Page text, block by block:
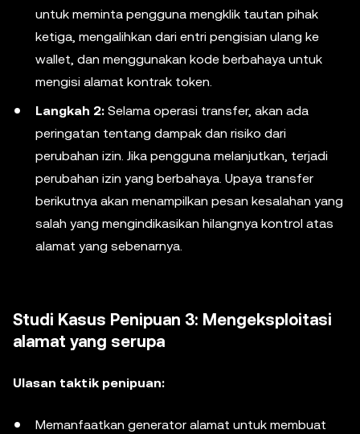
untuk meminta pengguna mengklik tautan pihak
ketiga, mengalihkan dari entri pengisian ulang ke
wallet, dan menggunakan kode berbahaya untuk
mengisi alamat kontrak token.
Langkah 2: Selama operasi transfer, akan ada
peringatan tentang dampak dan risiko dari
perubahan izin. Jika pengguna melanjutkan, terjadi
perubahan izin yang berbahaya. Upaya transfer
berikutnya akan menampilkan pesan kesalahan yang
salah yang mengindikasikan hilangnya kontrol atas
alamat yang sebenarnya.
Studi Kasus Penipuan 3: Mengeksploitasi
alamat yang serupa
Ulasan taktik penipuan:
Memanfaatkan generator alamat untuk membuat